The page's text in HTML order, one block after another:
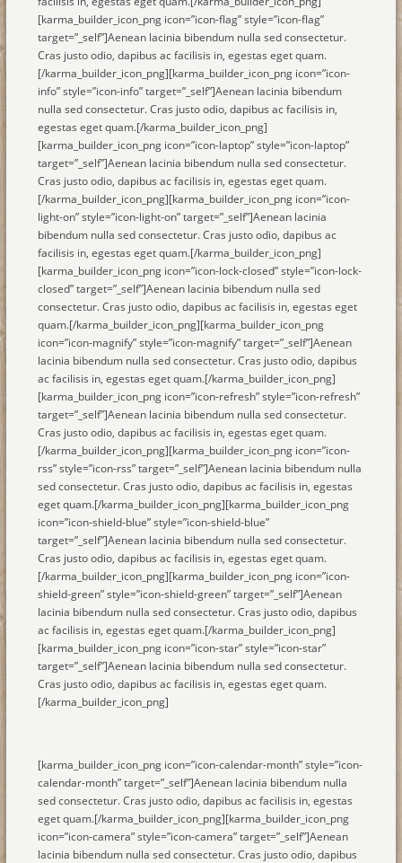
[karma_builder_icon_png icon=”icon-flag” style=”icon-flag”
target=”_self”]Aenean lacinia bibendum nulla sed consectetur.
Cras justo odio, dapibus ac facilisis in, egestas eget quam.
[/karma_builder_icon_png][karma_builder_icon_png icon=”icon-
info” style=”icon-info” target=”_self”]Aenean lacinia bibendum
nulla sed consectetur. Cras justo odio, dapibus ac facilisis in,
egestas eget quam.[/karma_builder_icon_png]
[karma_builder_icon_png icon=”icon-laptop” style=”icon-laptop”
target=”_self”]Aenean lacinia bibendum nulla sed consectetur.
Cras justo odio, dapibus ac facilisis in, egestas eget quam.
[/karma_builder_icon_png][karma_builder_icon_png icon=”icon-
light-on” style=”icon-light-on” target=”_self”]Aenean lacinia
bibendum nulla sed consectetur. Cras justo odio, dapibus ac
facilisis in, egestas eget quam.[/karma_builder_icon_png]
[karma_builder_icon_png icon=”icon-lock-closed” style=”icon-lock-
closed” target=”_self”]Aenean lacinia bibendum nulla sed
consectetur. Cras justo odio, dapibus ac facilisis in, egestas eget
quam.[/karma_builder_icon_png][karma_builder_icon_png
icon=”icon-magnify” style=”icon-magnify” target=”_self”]Aenean
lacinia bibendum nulla sed consectetur. Cras justo odio, dapibus
ac facilisis in, egestas eget quam.[/karma_builder_icon_png]
[karma_builder_icon_png icon=”icon-refresh” style=”icon-refresh”
target=”_self”]Aenean lacinia bibendum nulla sed consectetur.
Cras justo odio, dapibus ac facilisis in, egestas eget quam.
[/karma_builder_icon_png][karma_builder_icon_png icon=”icon-
rss” style=”icon-rss” target=”_self”]Aenean lacinia bibendum nulla
sed consectetur. Cras justo odio, dapibus ac facilisis in, egestas
eget quam.[/karma_builder_icon_png][karma_builder_icon_png
icon=”icon-shield-blue” style=”icon-shield-blue”
target=”_self”]Aenean lacinia bibendum nulla sed consectetur.
Cras justo odio, dapibus ac facilisis in, egestas eget quam.
[/karma_builder_icon_png][karma_builder_icon_png icon=”icon-
shield-green” style=”icon-shield-green” target=”_self”]Aenean
lacinia bibendum nulla sed consectetur. Cras justo odio, dapibus
ac facilisis in, egestas eget quam.[/karma_builder_icon_png]
[karma_builder_icon_png icon=”icon-star” style=”icon-star”
target=”_self”]Aenean lacinia bibendum nulla sed consectetur.
Cras justo odio, dapibus ac facilisis in, egestas eget quam.
[/karma_builder_icon_png]
[karma_builder_icon_png icon=”icon-calendar-month” style=”icon-
calendar-month” target=”_self”]Aenean lacinia bibendum nulla
sed consectetur. Cras justo odio, dapibus ac facilisis in, egestas
eget quam.[/karma_builder_icon_png][karma_builder_icon_png
icon=”icon-camera” style=”icon-camera” target=”_self”]Aenean
lacinia bibendum nulla sed consectetur. Cras justo odio, dapibus